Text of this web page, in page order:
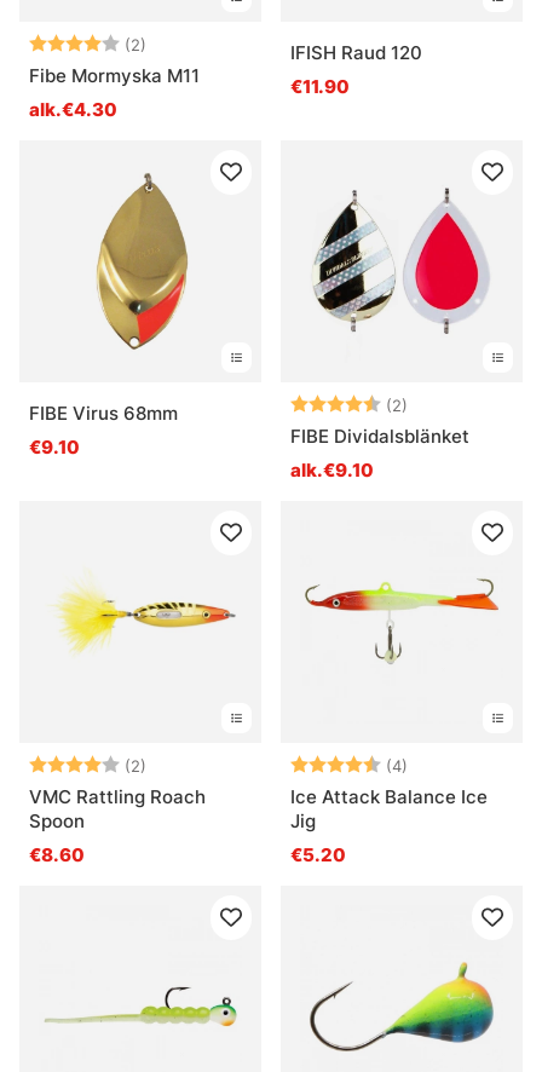
Arvio: (2)
4.0 5:sta tähdestä
Fibe Mormyska M11
alk.€4.30
IFISH Raud 120
€11.90
FIBE Virus 68mm
€9.10
Arvio: (2)
FIBE Dividalsblänket
alk.€9.10
Arvio: (2)
4.0 5:sta tähdestä
VMC Rattling Roach
Spoon
€8.60
Arvio: (4)
Ice Attack Balance Ice
Jig
€5.20